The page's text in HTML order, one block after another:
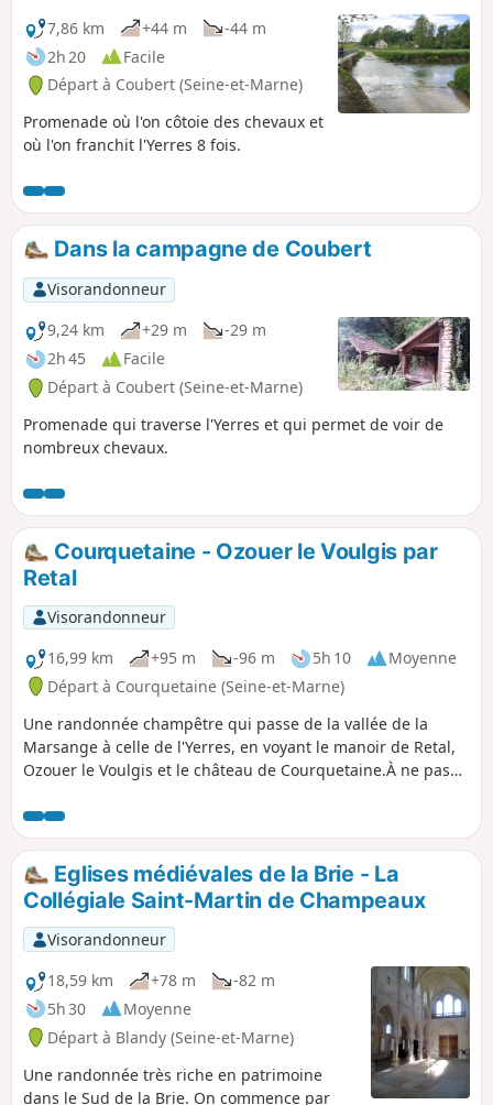
7,86 km
+44 m
-44 m
2h 20
Facile
Départ à Coubert (Seine-et-Marne)
Promenade où l'on côtoie des chevaux et
où l'on franchit l'Yerres 8 fois.
Dans la campagne de Coubert
Visorandonneur
9,24 km
+29 m
-29 m
2h 45
Facile
Départ à Coubert (Seine-et-Marne)
Promenade qui traverse l'Yerres et qui permet de voir de
nombreux chevaux.
Courquetaine - Ozouer le Voulgis par
Retal
Visorandonneur
16,99 km
+95 m -96 m 5h 10
Moyenne
Départ à Courquetaine (Seine-et-Marne)
Une randonnée champêtre qui passe de la vallée de la
Marsange à celle de l'Yerres, en voyant le manoir de Retal,
Ozouer le Voulgis et le château de Courquetaine.À ne pas
Eglises médiévales de la Brie - La
Collégiale Saint-Martin de Champeaux
Visorandonneur
18,59 km
+78 m
-82 m
5h 30
Moyenne
Départ à Blandy (Seine-et-Marne)
Une randonnée très riche en patrimoine
dans le Sud de la Brie. On commence par